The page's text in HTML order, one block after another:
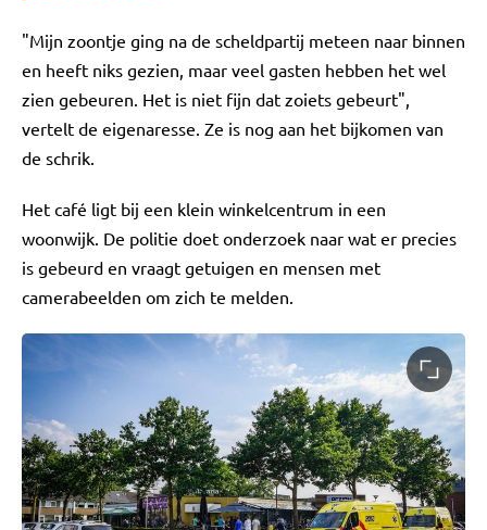
"Mijn zoontje ging na de scheldpartij meteen naar binnen
en heeft niks gezien, maar veel gasten hebben het wel
zien gebeuren. Het is niet fijn dat zoiets gebeurt",
vertelt de eigenaresse. Ze is nog aan het bijkomen van
de schrik.
Het café ligt bij een klein winkelcentrum in een
woonwijk. De politie doet onderzoek naar wat er precies
is gebeurd en vraagt getuigen en mensen met
camerabeelden om zich te melden.